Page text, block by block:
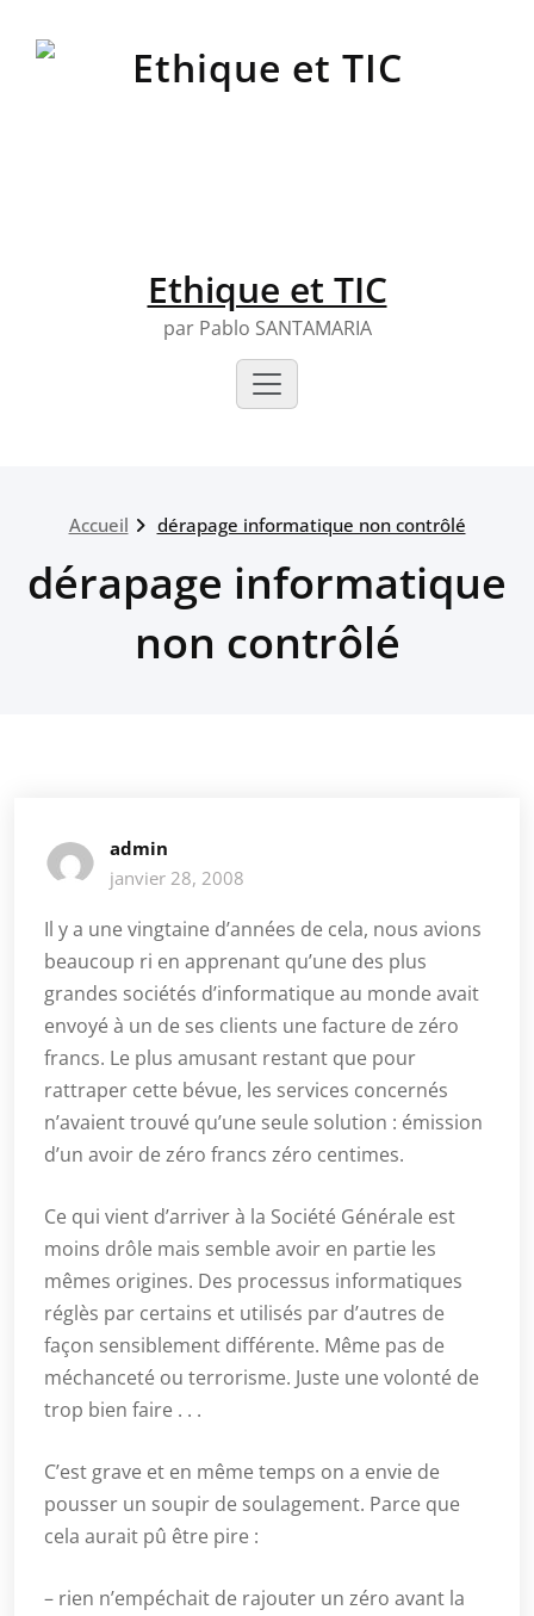
Ethique et TIC
par Pablo SANTAMARIA
Accueil dérapage informatique non contrôlé
dérapage informatique
non contrôlé
admin
janvier 28, 2008
Il y a une vingtaine d’années de cela, nous avions
beaucoup ri en apprenant qu’une des plus
grandes sociétés d’informatique au monde avait
envoyé à un de ses clients une facture de zéro
francs. Le plus amusant restant que pour
rattraper cette bévue, les services concernés
n’avaient trouvé qu’une seule solution : émission
d’un avoir de zéro francs zéro centimes.
Ce qui vient d’arriver à la Société Générale est
moins drôle mais semble avoir en partie les
mêmes origines. Des processus informatiques
réglès par certains et utilisés par d’autres de
façon sensiblement différente. Même pas de
méchanceté ou terrorisme. Juste une volonté de
trop bien faire . . .
C’est grave et en même temps on a envie de
pousser un soupir de soulagement. Parce que
cela aurait pû être pire :
– rien n’empéchait de rajouter un zéro avant la